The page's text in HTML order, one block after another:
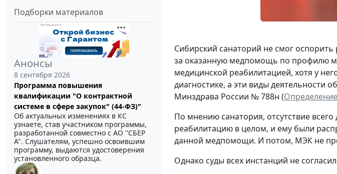
Подборки материалов
Анонсы
8 сентября 2026
Программа повышения
квалификации "О контрактной
системе в сфере закупок" (44-ФЗ)"
Об актуальных изменениях в КС
узнаете, став участником программы,
разработанной совместно с АО ''СБЕР
А". Слушателям, успешно освоившим
программу, выдаются удостоверения
установленного образца.
Сибирский санаторий не смог
за оказанную медпомощь по профилю
медицинской реабилитацией, хотя у
диагностике, а эти виды деятельности
Минздрава России № 788н (
По мнению санатория, отсутствие
реабилитацию в целом, и ему были
данной медпомощи. И потом, МЭК не
Однако суды всех инстанций не